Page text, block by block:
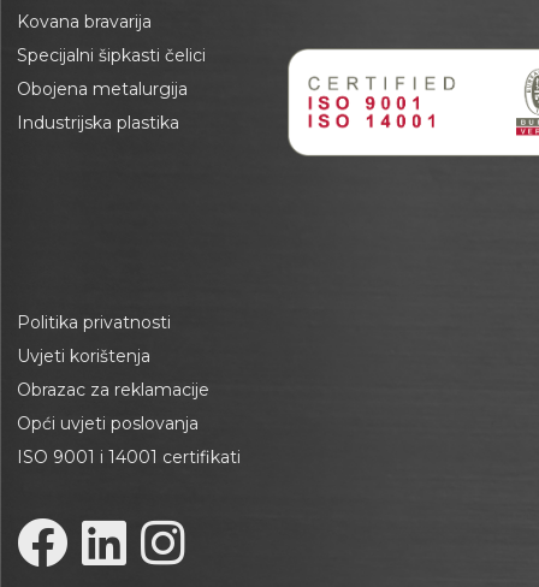
Kovana bravarija
Specijalni šipkasti čelici
Obojena metalurgija
Industrijska plastika
Politika privatnosti
Uvjeti korištenja
Obrazac za reklamacije
Opći uvjeti poslovanja
ISO 9001 i 14001 certifikati